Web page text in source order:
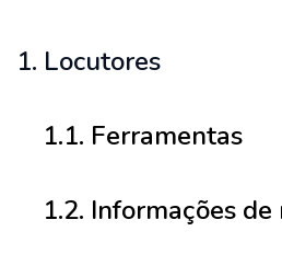
1. Locutores
1.1. Ferramentas
1.2. Informações de